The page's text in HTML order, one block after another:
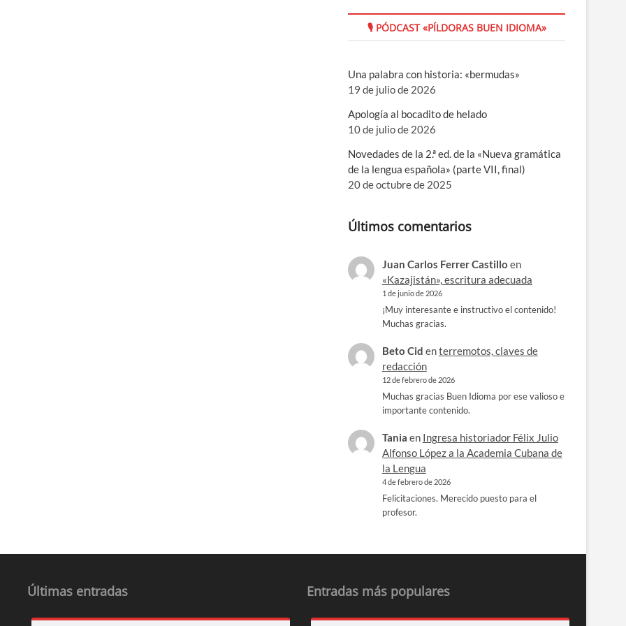
🎙 PÓDCAST «PÍLDORAS BUEN IDIOMA»
Una palabra con historia: «bermudas»
19 de julio de 2026
Apología al bocadito de helado
10 de julio de 2026
Novedades de la 2.ª ed. de la «Nueva gramática
de la lengua española» (parte VII, final)
20 de octubre de 2025
Últimos comentarios
Juan Carlos Ferrer Castillo en
«Kazajistán», escritura adecuada
1 de junio de 2026
¡Muy interesante e instructivo el contenido!
Muchas gracias.
Beto Cid enterremotos, claves de
redacción
12 de febrero de 2026
Muchas gracias Buen Idioma por ese valioso e
importante contenido.
Tania en Ingresa historiador Félix Julio
Alfonso López a la Academia Cubana de
la Lengua
4 de febrero de 2026
Felicitaciones. Merecido puesto para el
profesor.
Últimas entradas Entradas más populares